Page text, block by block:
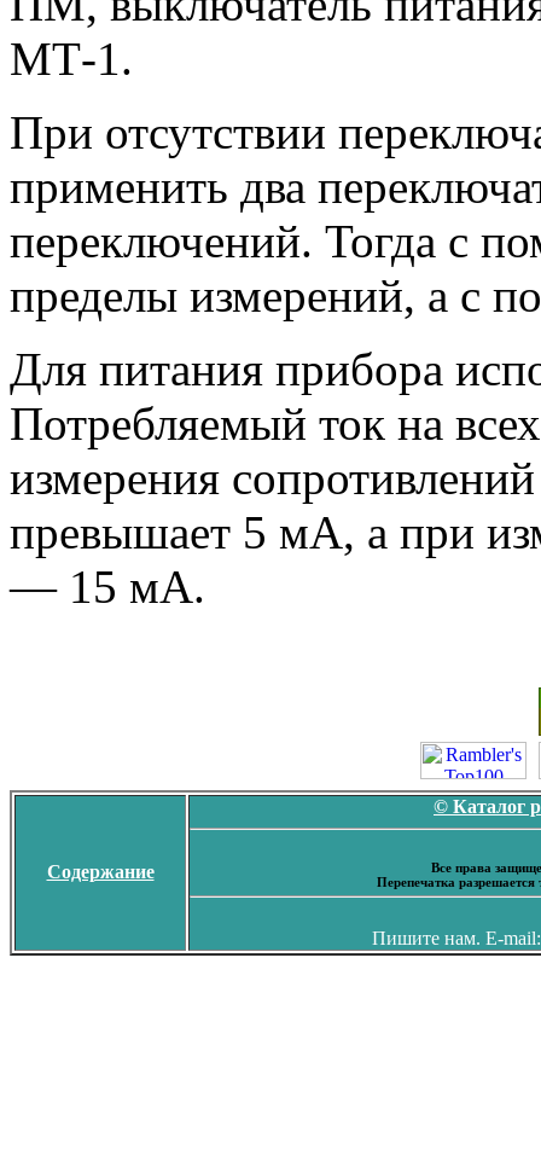
МТ-1.
При отсутствии
применить два
переключений. Тогда с
пределы измерений, а с
Для питания прибора
Потребляемый ток на
измерения
превышает 5 мА, а при
— 15 мА.
Содержание
© Каталог
Все права
Перепечатка
Пишите нам. E-